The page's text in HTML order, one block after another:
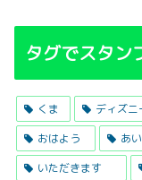
タグでスタン
くま ディズニ
おはよう
あ
いただきます